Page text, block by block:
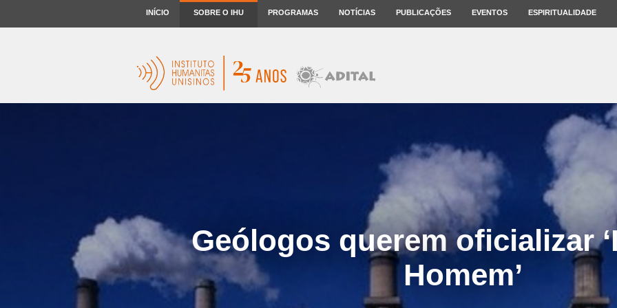
INÍCIO SOBRE O IHU PROGRAMAS NOTÍCIAS PUBLICAÇÕES EVENTOS ESPIRITUALIDADE
Geólogos querem oficializar
Homem’